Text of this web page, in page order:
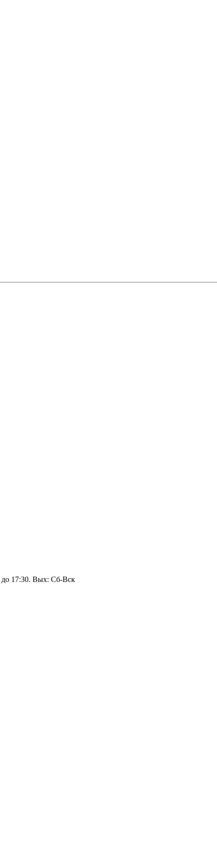
17:30. Вых: Сб‑Вск